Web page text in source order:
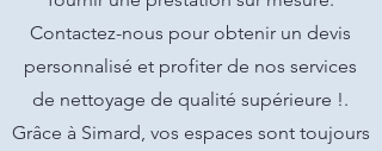
Contactez-nous pour obtenir un devis
personnalisé et profiter de nos services
de nettoyage de qualité supérieure !.
Grâce à Simard, vos espaces sont toujours